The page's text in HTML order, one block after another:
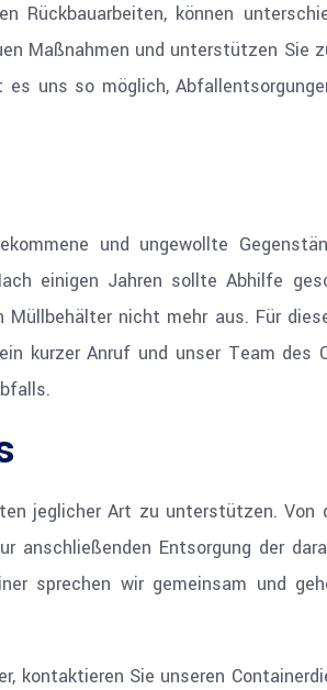
Rückbauarbeiten, können
Maßnahmen und unterstützen Sie
es uns so möglich,
und ungewollte
einigen Jahren sollte Abhilfe
Müllbehälter nicht mehr aus. Für
kurzer Anruf und unser Team des
jeglicher Art zu unterstützen. Von
anschließenden Entsorgung der
sprechen wir gemeinsam und
kontaktieren Sie unseren